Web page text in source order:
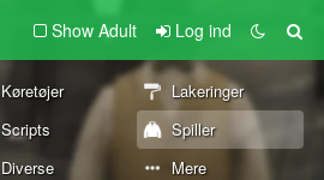
Show Adult Log ind
Køretøjer
Lakeringer
Scripts
Spiller
Diverse Mere